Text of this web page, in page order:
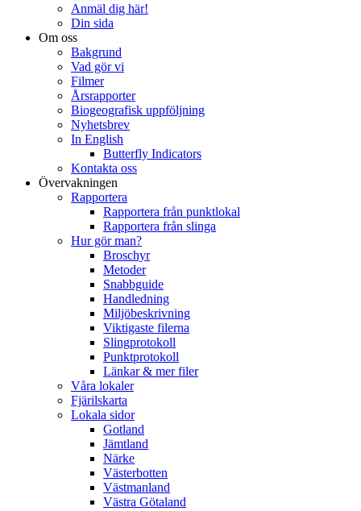
Anmäl dig här!
Din sida
Om oss
Bakgrund
Vad gör vi
Filmer
Årsrapporter
Biogeografisk uppföljning
Nyhetsbrev
In English
Butterfly Indicators
Kontakta oss
Övervakningen
Rapportera
Rapportera från punktlokal
Rapportera från slinga
Hur gör man?
Broschyr
Metoder
Snabbguide
Handledning
Miljöbeskrivning
Viktigaste filerna
Slingprotokoll
Punktprotokoll
Länkar & mer filer
Våra lokaler
Fjärilskarta
Lokala sidor
Gotland
Jämtland
Närke
Västerbotten
Västmanland
Västra Götaland